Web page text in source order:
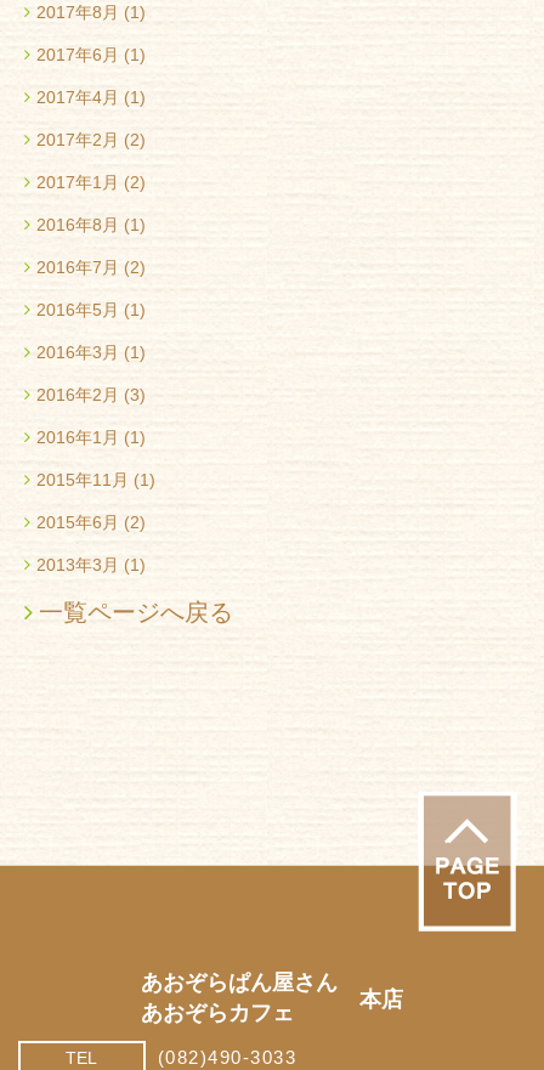
2017年8月 (1)
2017年6月 (1)
2017年4月 (1)
2017年2月 (2)
2017年1月 (2)
2016年8月 (1)
2016年7月 (2)
2016年5月 (1)
2016年3月 (1)
2016年2月 (3)
2016年1月 (1)
2015年11月 (1)
2015年6月 (2)
2013年3月 (1)
一覧ページへ戻る
あおぞらぱん屋さん
本店
あおぞらカフェ
TEL (082)490-3033